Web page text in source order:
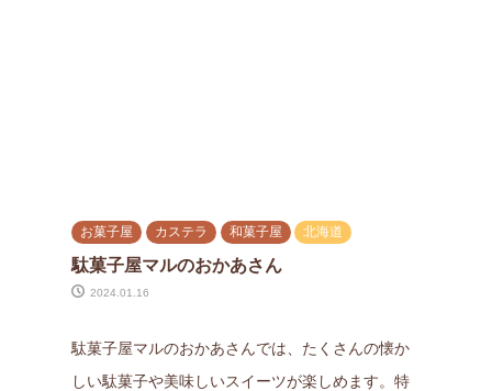
お菓子屋 カステラ 和菓子屋 北海道
駄菓子屋マルのおかあさん
2024.01.16
駄菓子屋マルのおかあさんでは、たくさんの懐か
しい駄菓子や美味しいスイーツが楽しめます。特